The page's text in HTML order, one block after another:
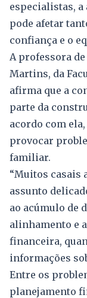
especialistas, a
pode afetar
confiança e o
A professora
Martins, da
afirma que a
parte da
acordo com
provocar
familiar.
“Muitos casais
assunto
ao acúmulo de
alinhamento e
financeira,
informações
Entre os
planejamento